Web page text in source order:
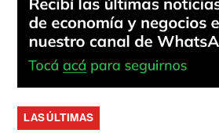
LAS ÚLTIMAS